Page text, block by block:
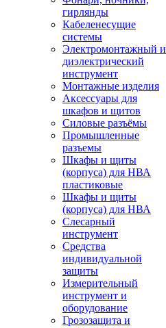
гирлянды
Кабеленесущие
системы
Электромонтажный и
диэлектрический
инструмент
Монтажные изделия
Аксессуары для
шкафов и щитов
Силовые разъёмы
Промышленные
разъемы
Шкафы и щиты
(корпуса) для НВА
пластиковые
Шкафы и щиты
(корпуса) для НВА
Слесарный
инструмент
Средства
индивидуальной
защиты
Измерительный
инструмент и
оборудование
Грозозащита и